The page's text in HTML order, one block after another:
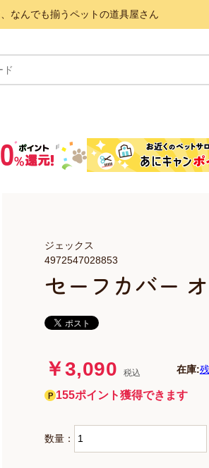
なんでも揃うペットの道具屋さん
セーフカバー
4972547028853
ジェックス
￥3,090 税込 在庫:
155ポイント獲得できます
数量：